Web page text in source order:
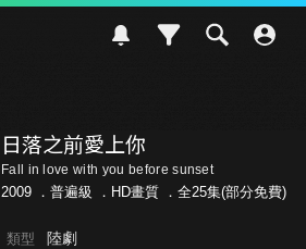
日落之前愛上你
Fall in love with you before sunset
2009 ． 普遍級 ．HD畫質 ．全25集(部分免費)
類型 陸劇